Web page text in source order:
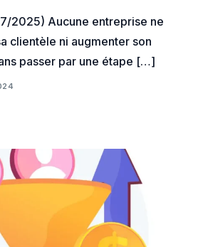
2025) Aucune entreprise ne
clientèle ni augmenter son
passer par une étape […]